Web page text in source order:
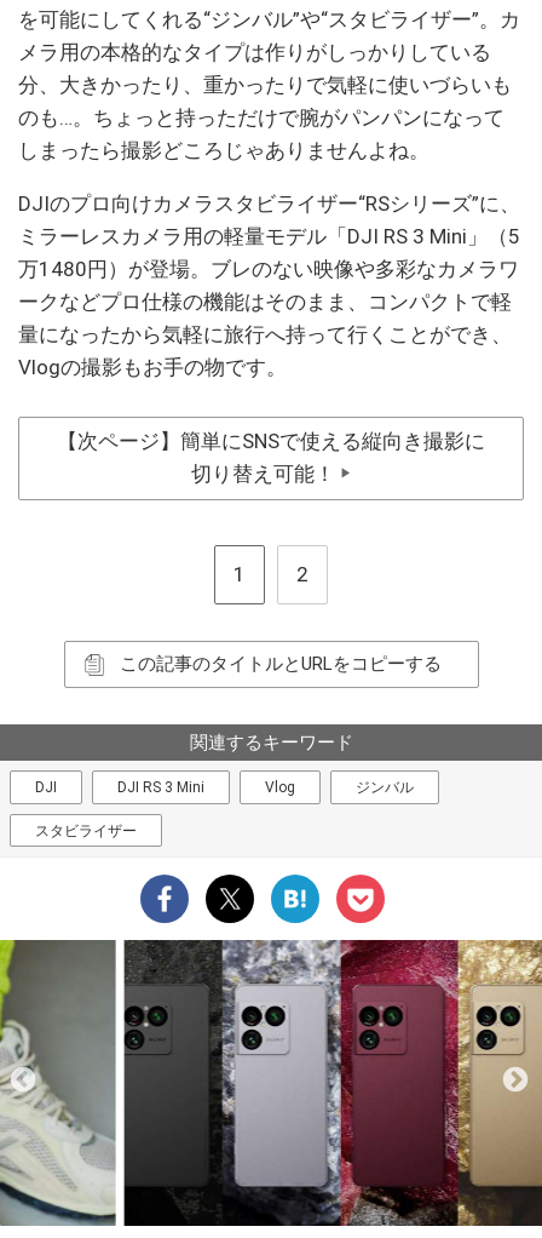
を可能にしてくれる“ジンバル”や“スタビライザー”。カ
メラ用の本格的なタイプは作りがしっかりしている
分、大きかったり、重かったりで気軽に使いづらいも
のも…。ちょっと持っただけで腕がパンパンになって
しまったら撮影どころじゃありませんよね。
DJIのプロ向けカメラスタビライザー“RSシリーズ”に、
ミラーレスカメラ用の軽量モデル「DJI RS 3 Mini」（5
万1480円）が登場。ブレのない映像や多彩なカメラワ
ークなどプロ仕様の機能はそのまま、コンパクトで軽
量になったから気軽に旅行へ持って行くことができ、
Vlogの撮影もお手の物です。
【次ページ】簡単にSNSで使える縦向き撮影に
切り替え可能！
▶
1 2
この記事のタイトルとURLをコピーする
関連するキーワード
DJI DJI RS 3 Mini Vlog ジンバル
スタビライザー